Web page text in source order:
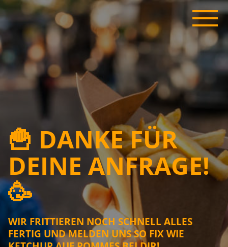
🍟 DANKE FÜR
DEINE ANFRAGE!
🥳
WIR FRITTIEREN NOCH SCHNELL ALLES
FERTIG UND MELDEN UNS SO FIX WIE